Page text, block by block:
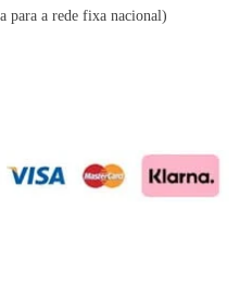
para a rede fixa nacional)